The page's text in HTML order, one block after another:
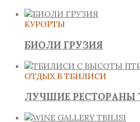
КУРОРТЫ
БИОЛИ ГРУЗИЯ
ОТДЫХ В ТБИЛИСИ
ЛУЧШИЕ РЕСТОРАНЫ